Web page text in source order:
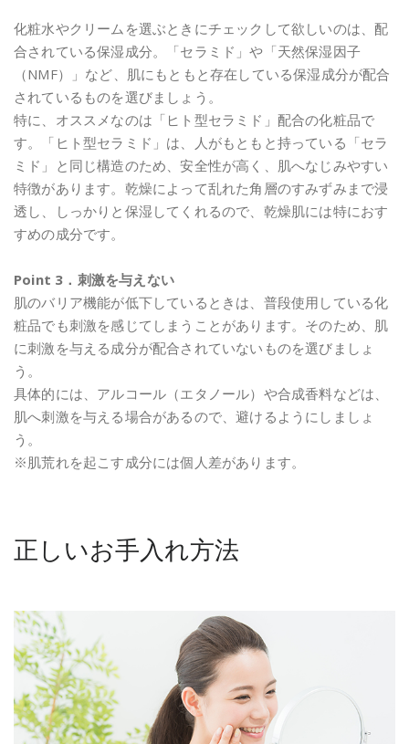
化粧水やクリームを選ぶときにチェックして欲しいのは、配
合されている保湿成分。「セラミド」や「天然保湿因子
（NMF）」など、肌にもともと存在している保湿成分が配合
されているものを選びましょう。
特に、オススメなのは「ヒト型セラミド」配合の化粧品で
す。「ヒト型セラミド」は、人がもともと持っている「セラ
ミド」と同じ構造のため、安全性が高く、肌へなじみやすい
特徴があります。乾燥によって乱れた角層のすみずみまで浸
透し、しっかりと保湿してくれるので、乾燥肌には特におす
すめの成分です。
Point 3．刺激を与えない
肌のバリア機能が低下しているときは、普段使用している化
粧品でも刺激を感じてしまうことがあります。そのため、肌
に刺激を与える成分が配合されていないものを選びましょ
う。
具体的には、アルコール（エタノール）や合成香料などは、
肌へ刺激を与える場合があるので、避けるようにしましょ
う。
※肌荒れを起こす成分には個人差があります。
正しいお手入れ方法